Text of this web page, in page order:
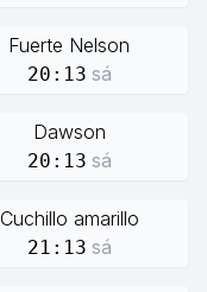
Fuerte Nelson
20:13 sá
Dawson
20:13 sá
Cuchillo amarillo
21:13 sá